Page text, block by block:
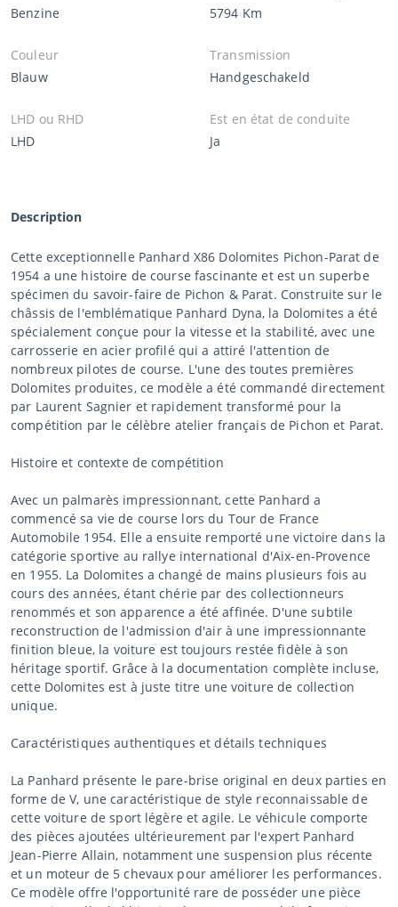
Benzine
5794 Km
Couleur
Blauw
Transmission
Handgeschakeld
LHD ou RHD
LHD
Est en état de conduite
Ja
Description
Cette exceptionnelle Panhard X86 Dolomites Pichon-Parat de
1954 a une histoire de course fascinante et est un superbe
spécimen du savoir-faire de Pichon & Parat. Construite sur le
châssis de l'emblématique Panhard Dyna, la Dolomites a été
spécialement conçue pour la vitesse et la stabilité, avec une
carrosserie en acier profilé qui a attiré l'attention de
nombreux pilotes de course. L'une des toutes premières
Dolomites produites, ce modèle a été commandé directement
par Laurent Sagnier et rapidement transformé pour la
compétition par le célèbre atelier français de Pichon et Parat.
Histoire et contexte de compétition
Avec un palmarès impressionnant, cette Panhard a
commencé sa vie de course lors du Tour de France
Automobile 1954. Elle a ensuite remporté une victoire dans la
catégorie sportive au rallye international d'Aix-en-Provence
en 1955. La Dolomites a changé de mains plusieurs fois au
cours des années, étant chérie par des collectionneurs
renommés et son apparence a été affinée. D'une subtile
reconstruction de l'admission d'air à une impressionnante
finition bleue, la voiture est toujours restée fidèle à son
héritage sportif. Grâce à la documentation complète incluse,
cette Dolomites est à juste titre une voiture de collection
unique.
Caractéristiques authentiques et détails techniques
La Panhard présente le pare-brise original en deux parties en
forme de V, une caractéristique de style reconnaissable de
cette voiture de sport légère et agile. Le véhicule comporte
des pièces ajoutées ultérieurement par l'expert Panhard
Jean-Pierre Allain, notamment une suspension plus récente
et un moteur de 5 chevaux pour améliorer les performances.
Ce modèle offre l'opportunité rare de posséder une pièce